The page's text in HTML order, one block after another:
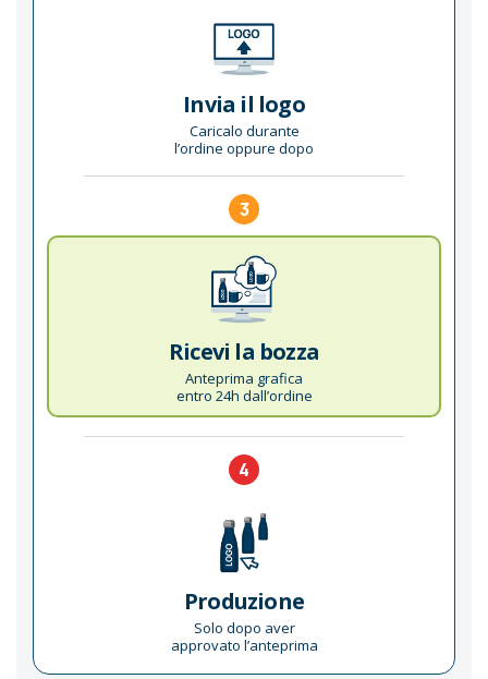
Invia il logo
Caricalo durante
l’ordine oppure dopo
3
Ricevi la bozza
Anteprima grafica
entro 24h dall’ordine
4
Produzione
Solo dopo aver
approvato l’anteprima